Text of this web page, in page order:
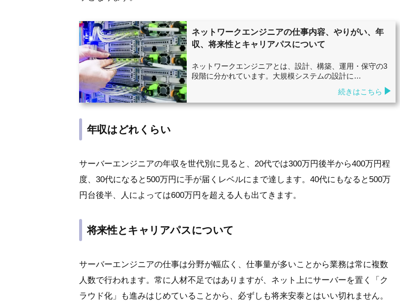
ネットワークエンジニアの仕事内容、やりがい、年
収、将来性とキャリアパスについて
ネットワークエンジニアとは、設計、構築、運用・保守の3
段階に分かれています。大規模システムの設計に…
続きはこちら
年収はどれくらい
サーバーエンジニアの年収を世代別に見ると、20代では300万円後半から400万円程
度、30代になると500万円に手が届くレベルにまで達します。40代にもなると500万
円台後半、人によっては600万円を超える人も出てきます。
将来性とキャリアパスについて
サーバーエンジニアの仕事は分野が幅広く、仕事量が多いことから業務は常に複数
人数で行われます。常に人材不足ではありますが、ネット上にサーバーを置く「ク
ラウド化」も進みはじめていることから、必ずしも将来安泰とはいい切れません。